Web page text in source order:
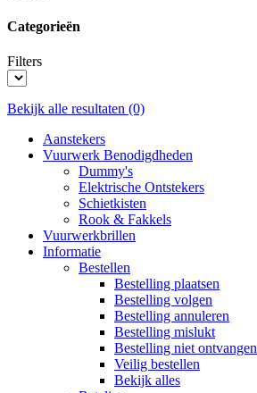
Categorieën
Filters
Bekijk alle resultaten (0)
Aanstekers
Vuurwerk Benodigdheden
Dummy's
Elektrische Ontstekers
Schietkisten
Rook & Fakkels
Vuurwerkbrillen
Informatie
Bestellen
Bestelling plaatsen
Bestelling volgen
Bestelling annuleren
Bestelling mislukt
Bestelling niet ontvangen
Veilig bestellen
Bekijk alles